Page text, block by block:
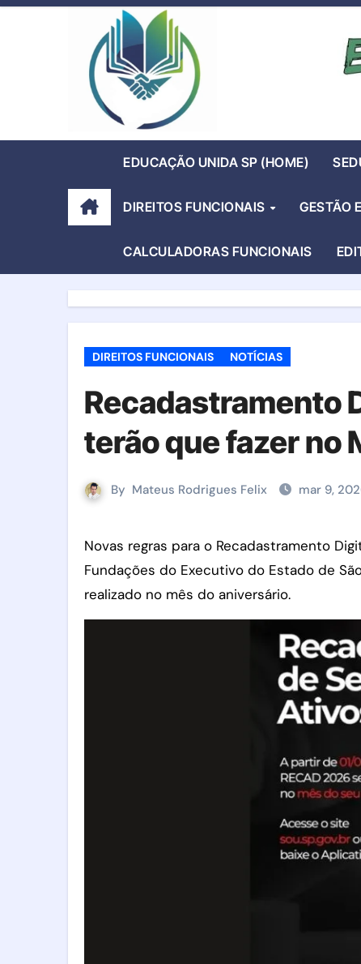
Skip
EDUCAÇÃO UNIDA SP (HOME)
DIREITOS FUNCIONAIS GESTÃO
CALCULADORAS FUNCIONAIS
DIREITOS FUNCIONAIS NOTÍCIAS
Recadastramento
terão que fazer no
By Mateus Rodrigues Felix mar 9,
Novas regras para o Recadastramento Digital 2026 de servidores ativos (civis e militares) das Secretarias, Autarquias e
Fundações do Executivo do Estado de
realizado no mês do aniversário.